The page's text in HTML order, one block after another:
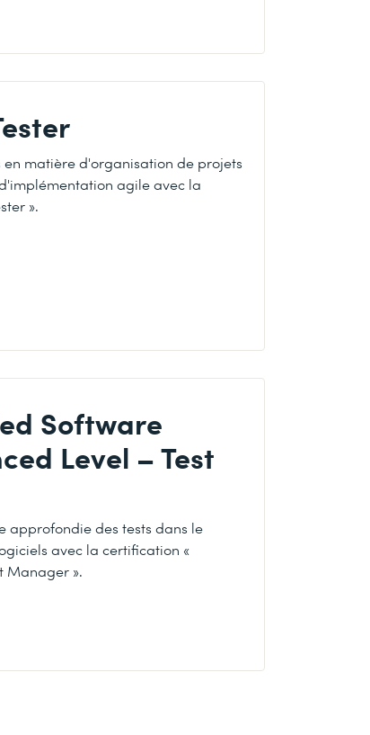
en matière d'organisation de projets
agile avec la
».
Software
Level – Test
approfondie des tests dans le
avec la certification «
Manager ».